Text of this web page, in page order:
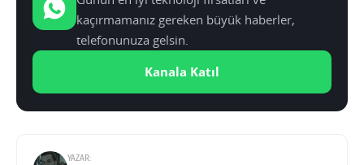
kaçırmamanız gereken büyük haberler,
telefonunuza gelsin.
Kanala Katıl
YAZAR: